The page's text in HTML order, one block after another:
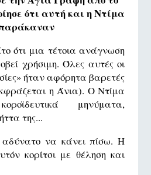
ότι αυτή και η Ντίμα
ότι μια τέτοια ανάγνωση
χρήσιμη. Όλες αυτές οι
ήταν αφόρητα βαρετές
η Άνια). Ο Ντίμα
μηνύματα,
της...
να κάνει πίσω. Η
κορίτσι με θέληση και